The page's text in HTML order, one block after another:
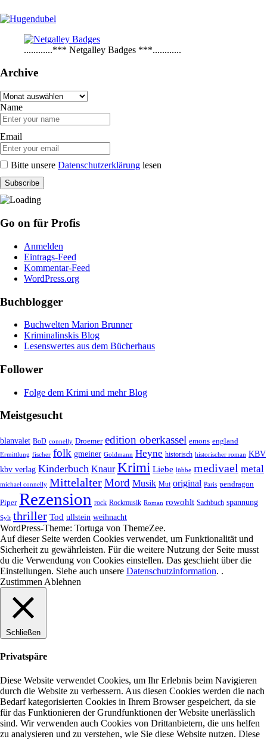
............*** Netgalley Badges ***............
Archive
Archive
Name
Email
Bitte unsere Datenschutzerklärung lesen
Go on für Profis
Anmelden
Eintrags-Feed
Kommentar-Feed
WordPress.org
Buchblogger
Buchwelten Marion Brunner
Kriminalinskis Blog
Lesenswertes aus dem Bücherhaus
Follower
Folge dem Krimi und mehr Blog
Meistgesucht
blanvalet BoD connelly Droemer edition oberkassel emons england
Ermittlung fischer folk gmeiner Goldmann Heyne historisch historischer roman KBV
kbv verlag Kinderbuch Knaur Krimi Liebe lübbe medivael metal
michael connelly MittelalterMord Musik Mut original Paris pendragon
Piper Rezension rock Rockmusik Roman rowohlt Sachbuch spannung
Sylt thriller Tod ullstein weihnacht
WordPress-Theme: Tortuga von ThemeZee.
Auf dieser Seite werden Cookies verwendet, um Funktionalität und
Sicherheit zu gewährleisten. Für die weitere Nutzung der Seite musst
du die Verwendung von Cookies einstellen. Das geschieht über die
Einstellungen. Siehe auch unsere Datenschutzinformation. .
Zustimmen Ablehnen
Schließen
Privatspäre
Diese Website verwendet Cookies, um Ihr Erlebnis beim Navigieren
durch die Website zu verbessern. Aus diesen Cookies werden die nach
Bedarf kategorisierten Cookies in Ihrem Browser gespeichert, da sie
für das Funktionieren der Grundfunktionen der Website unerlässlich
sind. Wir verwenden auch Cookies von Drittanbietern, die uns helfen
zu analysieren und zu verstehen, wie Sie diese Website nutzen. Diese